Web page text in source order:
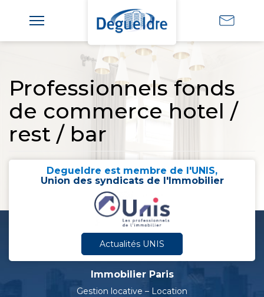
Professionnels fonds
de commerce hotel /
rest / bar
Degueldre est membre de l'UNIS,
Union des syndicats de l'Immobilier
Actualités UNIS
Immobilier Paris
Gestion locative – Location